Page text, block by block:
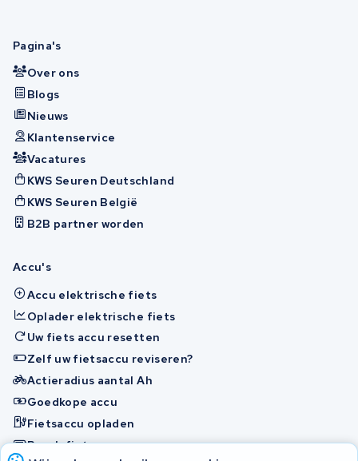
Pagina's
Over ons
Blogs
Nieuws
Klantenservice
Vacatures
KWS Seuren Deutschland
KWS Seuren België
B2B partner worden
Accu's
Accu elektrische fiets
Oplader elektrische fiets
Uw fiets accu resetten
Zelf uw fietsaccu reviseren?
Actieradius aantal Ah
Goedkope accu
Fietsaccu opladen
Bosch fietsaccu